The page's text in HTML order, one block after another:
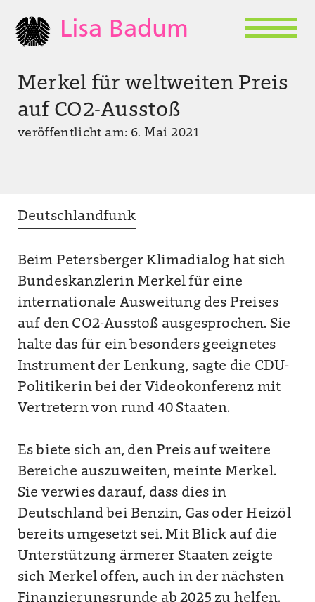
Lisa Badum
Merkel für weltweiten Preis
auf CO2-Ausstoß
veröffentlicht am: 6. Mai 2021
Deutschlandfunk
Beim Petersberger Klimadialog hat sich
Bundeskanzlerin Merkel für eine
internationale Ausweitung des Preises
auf den CO2-Ausstoß ausgesprochen. Sie
halte das für ein besonders geeignetes
Instrument der Lenkung, sagte die CDU-
Politikerin bei der Videokonferenz mit
Vertretern von rund 40 Staaten.
Es biete sich an, den Preis auf weitere
Bereiche auszuweiten, meinte Merkel.
Sie verwies darauf, dass dies in
Deutschland bei Benzin, Gas oder Heizöl
bereits umgesetzt sei. Mit Blick auf die
Unterstützung ärmerer Staaten zeigte
sich Merkel offen, auch in der nächsten
Finanzierungsrunde ab 2025 zu helfen.